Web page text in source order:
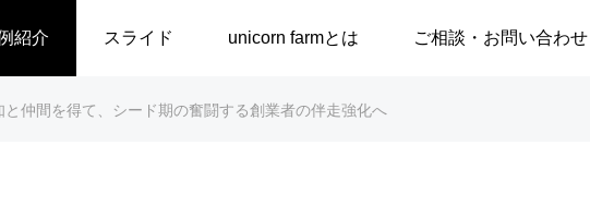
紹介 スライド unicorn farmとは ご相談・お問い合わせ
と仲間を得て、シード期の奮闘する創業者の伴走強化へ